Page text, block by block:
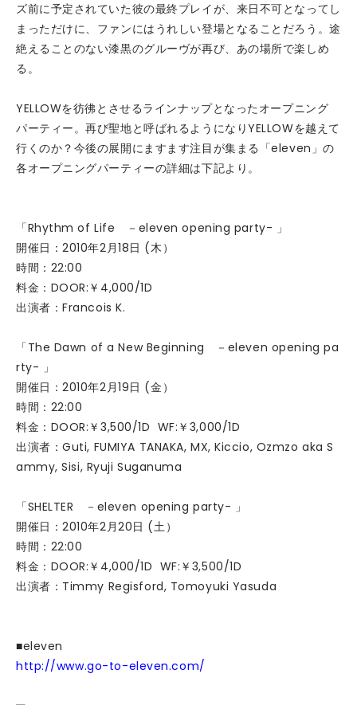
ズ前に予定されていた彼の最終プレイが、来日不可となってし
まっただけに、ファンにはうれしい登場となることだろう。途
絶えることのない漆黒のグルーヴが再び、あの場所で楽しめ
る。
YELLOWを彷彿とさせるラインナップとなったオープニング
パーティー。再び聖地と呼ばれるようになりYELLOWを越えて
行くのか？今後の展開にますます注目が集まる「eleven」の
各オープニングパーティーの詳細は下記より。
「Rhythm of Life －eleven opening party- 」
開催日：2010年2月18日 (木）
時間：22:00
料金：DOOR:￥4,000/1D
出演者：Francois K.
「The Dawn of a New Beginning －eleven opening pa
rty- 」
開催日：2010年2月19日 (金）
時間：22:00
料金：DOOR:￥3,500/1D WF:￥3,000/1D
出演者：Guti, FUMIYA TANAKA, MX, Kiccio, Ozmzo aka S
ammy, Sisi, Ryuji Suganuma
「SHELTER －eleven opening party- 」
開催日：2010年2月20日 (土）
時間：22:00
料金：DOOR:￥4,000/1D WF:￥3,500/1D
出演者：Timmy Regisford, Tomoyuki Yasuda
■eleven
http://www.go-to-eleven.com/